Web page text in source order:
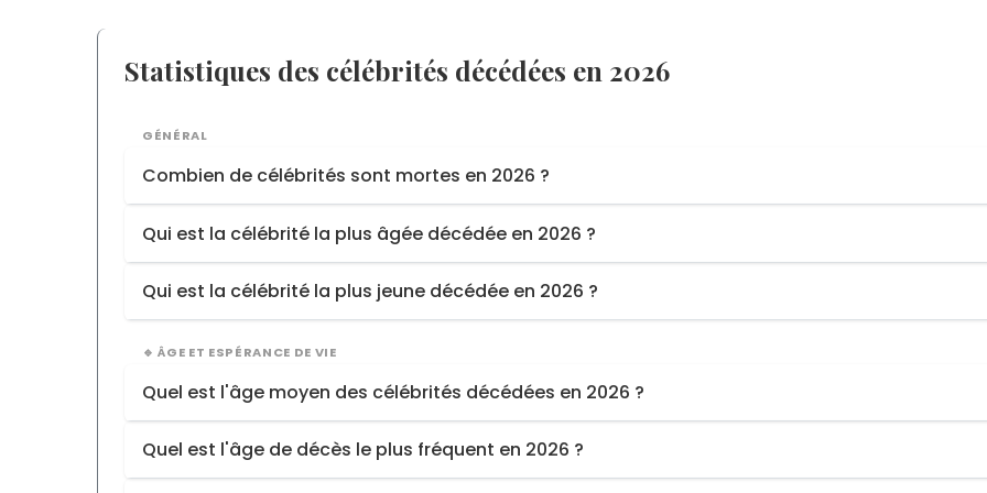
Statistiques des célébrités décédées en 2026
GÉNÉRAL
Combien de célébrités sont mortes en 2026 ?
2025
2024
Qui est la célébrité la plus âgée décédée en 2026 ?
Qui est la célébrité la plus jeune décédée en 2026 ?
🔹 ÂGE ET ESPÉRANCE DE VIE
Quel est l'âge moyen des célébrités décédées en 2026 ?
2026
2025
Quel est l'âge de décès le plus fréquent en 2026 ?